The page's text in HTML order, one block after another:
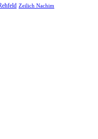
Zeilich Nachim